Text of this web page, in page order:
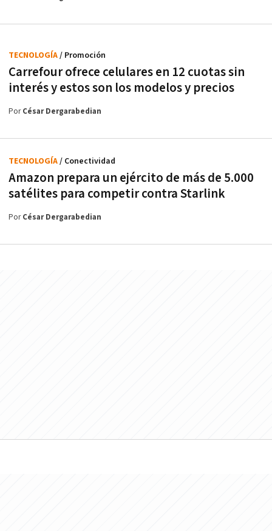
Carrefour ofrece celulares en 12 cuotas sin
interés y estos son los modelos y precios
TECNOLOGÍA/ Promoción
PorCésar Dergarabedian
Amazon prepara un ejército de más de 5.000
satélites para competir contra Starlink
TECNOLOGÍA/ Conectividad
PorCésar Dergarabedian